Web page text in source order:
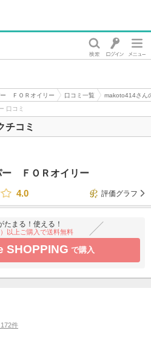
ー ＦＯＲオイリー 口コミ一覧
makoto414さん
口コミ
チコミ
ー ＦＯＲオイリー
4.0
評価グラフ
たまる！使える！
以上ご購入で送料無料
SHOPPING で購入
件